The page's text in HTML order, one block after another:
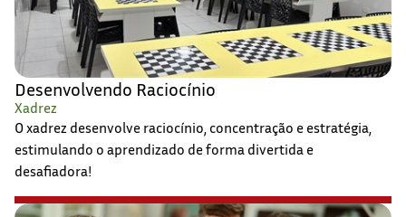
Desenvolvendo Raciocínio
Xadrez
O xadrez desenvolve raciocínio, concentração e estratégia,
estimulando o aprendizado de forma divertida e
desafiadora!